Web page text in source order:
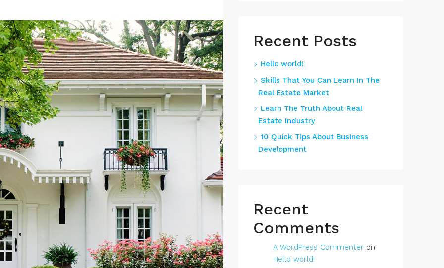
Recent Posts
Hello world!
Skills That You Can Learn In The
Real Estate Market
Learn The Truth About Real
Estate Industry
10 Quick Tips About Business
Development
Recent
Comments
A WordPress Commenter on
Hello world!